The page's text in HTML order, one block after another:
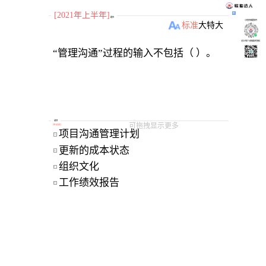
[2021年上半年] 题目
标准大特大
“管理沟通”过程的输入不包括（ ）。
可拖拽显示更多
选项
单选题
A 项目沟通管理计划
B 更新的成本状态
C 组织文化
D 工作绩效报告
小程序刷题软件
关注“柴丁”获取备考资料